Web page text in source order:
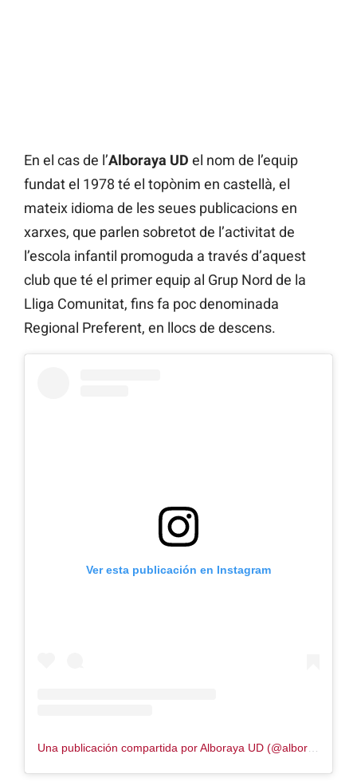
En el cas de l’Alboraya UD el nom de l’equip
fundat el 1978 té el topònim en castellà, el
mateix idioma de les seues publicacions en
xarxes, que parlen sobretot de l’activitat de
l’escola infantil promoguda a través d’aquest
club que té el primer equip al Grup Nord de la
Lliga Comunitat, fins fa poc denominada
Regional Preferent, en llocs de descens.
Ver esta publicación en Instagram